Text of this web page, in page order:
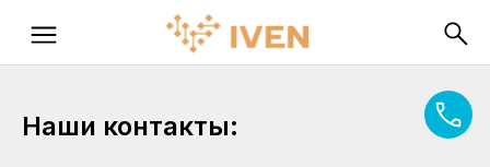
Наши контакты: